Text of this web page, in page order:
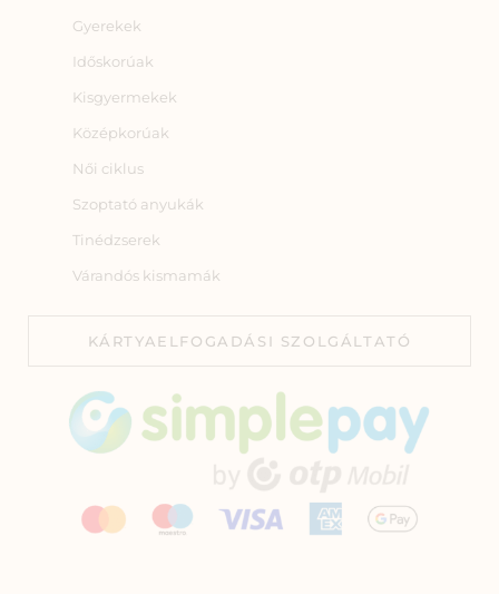
Gyerekek
Időskorúak
Kisgyermekek
Középkorúak
Női ciklus
Szoptató anyukák
Tinédzserek
Várandós kismamák
KÁRTYAELFOGADÁSI SZOLGÁLTATÓ